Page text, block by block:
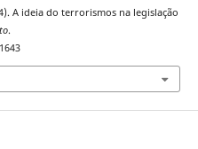
A ideia do terrorismos na legislação
.